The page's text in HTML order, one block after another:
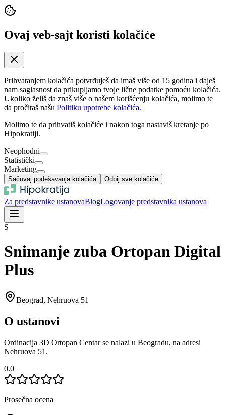
Ovaj veb-sajt koristi kolačiće
Prihvatanjem kolačića potvrđuješ da imaš više od 15 godina i daješ
nam saglasnost da prikupljamo tvoje lične podatke pomoću kolačića.
Ukoliko želiš da znaš više o našem korišćenju kolačića, molimo te
da pročitaš našu Politiku upotrebe kolačića.
Molimo te da prihvatiš kolačiće i nakon toga nastaviš kretanje po
Hipokratiji.
Neophodni
Statistički
Marketing
Sačuvaj podešavanja kolačića Odbij sve kolačiće
Za predstavnike ustanovaBlogLogovanje predstavnika ustanova
S
Snimanje zuba Ortopan Digital
Plus
Beograd, Nehruova 51
O ustanovi
Ordinacija 3D Ortopan Centar se nalazi u Beogradu, na adresi
Nehruova 51.
0.0
Prosečna ocena